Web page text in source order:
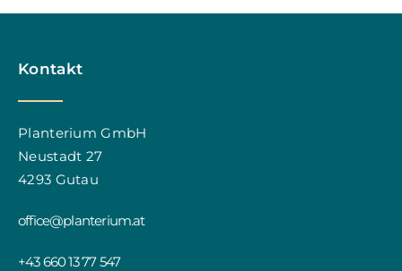
Kontakt
Planterium GmbH
Neustadt 27
4293 Gutau
office@planterium.at
+43 660 13 77 547